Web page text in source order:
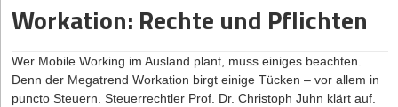
Selbstbehalte auszeichnet. Wie bei der Haftpflicht- und
abgesichert. Weiterhin setzt die Firmen Immobilienversicherung
mit einem neuen Umwelt- und Nachhaltigkeitsbaustein echte
Maßstäbe. So gibt es zum Beispiel eine echte
Workation: Rechte und Pflichten
Wer Mobile Working im Ausland plant, muss einiges beachten.
Denn der Megatrend Workation birgt einige Tücken – vor allem in
puncto Steuern. Steuerrechtler Prof. Dr. Christoph Juhn klärt auf.